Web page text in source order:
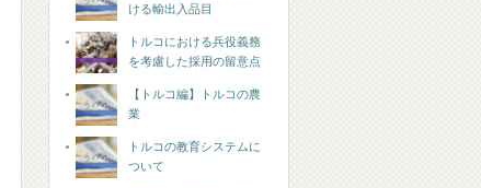
ける輸出入品目
トルコにおける兵役義務
を考慮した採用の留意点
【トルコ編】トルコの農
業
トルコの教育システムに
ついて